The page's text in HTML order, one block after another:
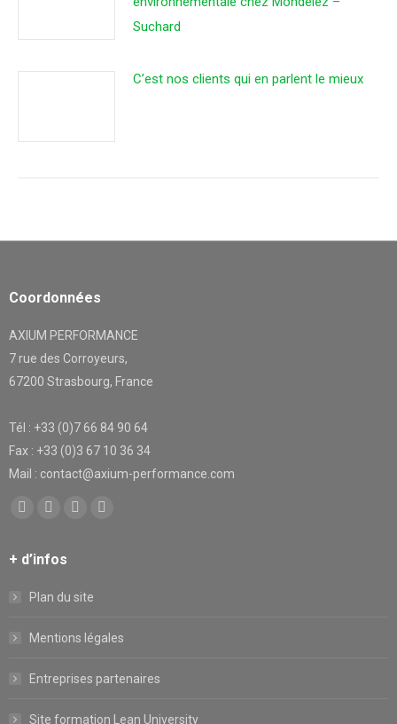
Suchard
C’est nos clients qui en parlent le mieux
Coordonnées
AXIUM PERFORMANCE
7 rue des Corroyeurs,
67200 Strasbourg, France
Tél : +33 (0)7 66 84 90 64
Fax : +33 (0)3 67 10 36 34
Mail : contact@axium-performance.com
Trouvez nous sur :
opens
window
opens
windowwindowwindow
+ d’infos
Plan du site
Mentions légales
Entreprises partenaires
Site formation Lean University